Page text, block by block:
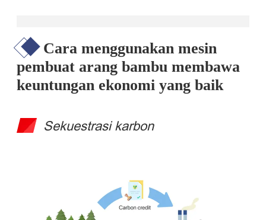
Cara menggunakan mesin
pembuat arang bambu membawa
keuntungan ekonomi yang baik
Sekuestrasi karbon